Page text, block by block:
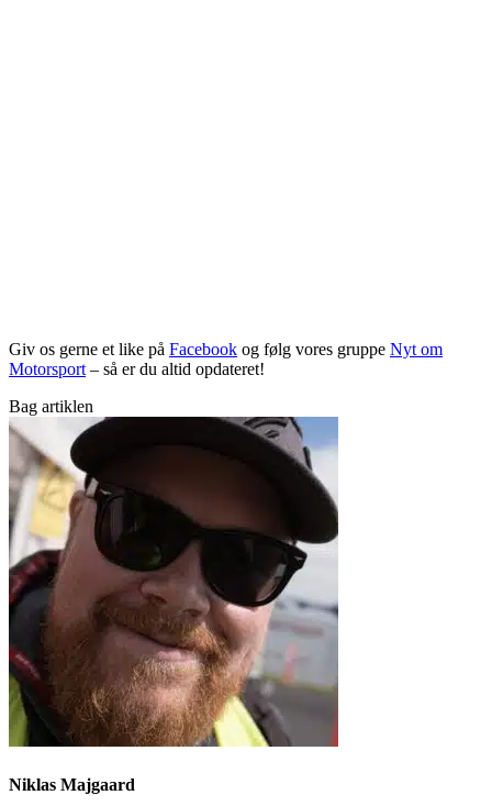
Giv os gerne et like på Facebook og følg vores gruppe Nyt om
Motorsport– så er du altid opdateret!
Bag artiklen
Niklas Majgaard